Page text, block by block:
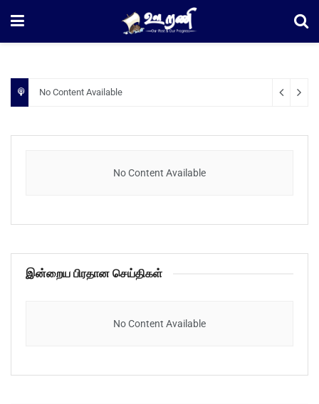
No Content Available
No Content Available
இன்றைய பிரதான செய்திகள்
No Content Available